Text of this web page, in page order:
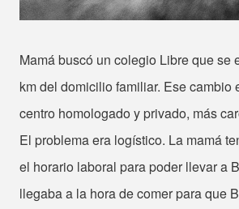
Mamá buscó un colegio Libre que se
km del domicilio familiar. Ese cambio
centro homologado y privado, más
El problema era logístico. La mamá
el horario laboral para poder llevar a
llegaba a la hora de comer para que